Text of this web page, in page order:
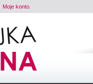
Moje konto.